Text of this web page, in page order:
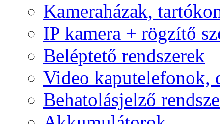
Kameraházak,
IP kamera + rögzítő
Beléptető rendszerek
Video kaputelefonok,
Behatolásjelző